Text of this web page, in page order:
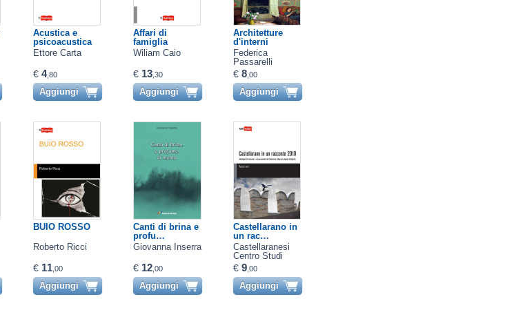
Acustica e
psicoacustica
Ettore Carta
€ 4,80
Aggiungi
Affari di
famiglia
Wiliam Caio
€ 13 ,30
Aggiungi
Architetture
d'interni
Federica
Passarelli
€ 8 ,00
Aggiungi
BUIO ROSSO
Roberto Ricci
€ 11 ,00
Aggiungi
Canti di brina e
profu…
Giovanna Inserra
€ 12 ,00
Aggiungi
Castellarano in
un rac…
Castellaranesi
Centro Studi
Storici
€ 9 ,00
Aggiungi